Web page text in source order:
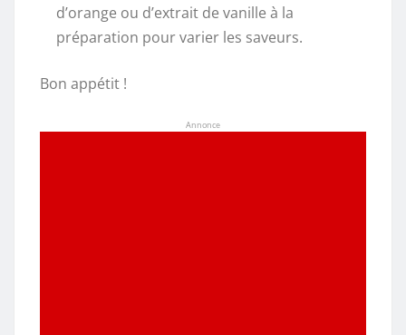
d’orange ou d’extrait de vanille à la
préparation pour varier les saveurs.
Bon appétit !
Annonce